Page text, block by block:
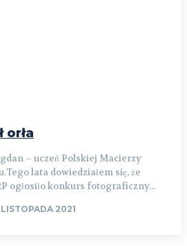
orła
– uczeń Polskiej Macierzy
lata dowiedziałem się, że
ogłosiło konkurs fotograficzny...
2021